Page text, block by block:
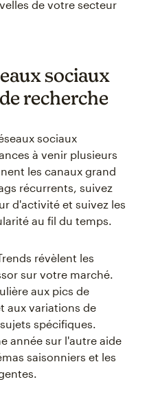
de votre secteur
sociaux
recherche
sociaux
à venir plusieurs
les canaux grand
récurrents, suivez
d'activité et suivez les
au fil du temps.
révèlent les
sur votre marché.
aux pics de
aux variations de
spécifiques.
année sur l'autre aide
saisonniers et les